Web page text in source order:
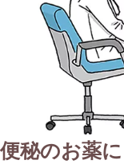
便秘のお薬に